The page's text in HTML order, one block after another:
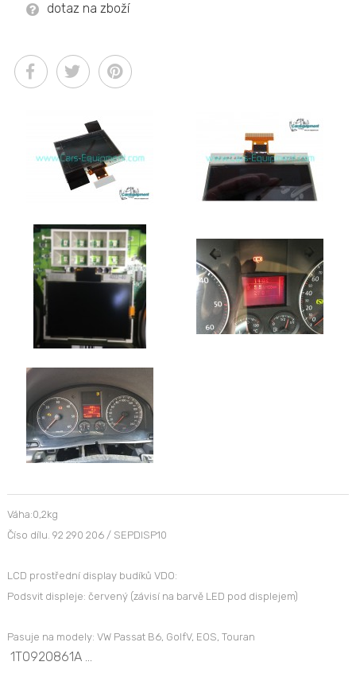
dotaz na zboží
Váha:0,2kg
Číso dílu. 92 290 206 / SEPDISP10
LCD prostřední display budíků VDO:
Podsvit displeje: červený (závisí na barvě LED pod displejem)
Pasuje na modely: VW Passat B6, GolfV, EOS, Touran
1T0920861A ...